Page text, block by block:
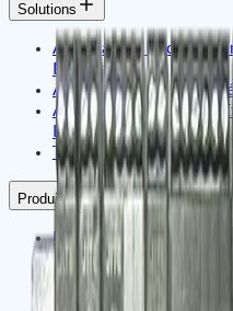
Solutions
Application D'Identité
D'Accès
Application De
Affichage Dynamique
Électronique
Télématique
Produits
Identité Intelligente &
Bureau Intelligent &
Signalisation
Électroniques